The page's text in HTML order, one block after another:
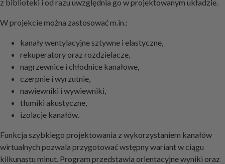
z biblioteki i od razu uwzględnia go w projektowanym układzie.
W projekcie można zastosować m.in.:
kanały wentylacyjne sztywne i elastyczne,
rekuperatory oraz rozdzielacze,
nagrzewnice i chłodnice kanałowe,
czerpnie i wyrzutnie,
nawiewniki i wywiewniki,
tłumiki akustyczne,
izolacje kanałów.
Funkcja szybkiego projektowania z wykorzystaniem kanałów
wirtualnych pozwala przygotować wstępny wariant w ciągu
kilkunastu minut. Program przedstawia orientacyjne wyniki oraz